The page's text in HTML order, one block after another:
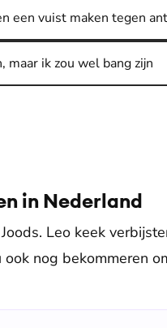
een vuist maken tegen
maar ik zou wel bang zijn
in Nederland
Leo keek
nog bekommeren